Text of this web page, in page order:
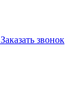
Заказать звонок